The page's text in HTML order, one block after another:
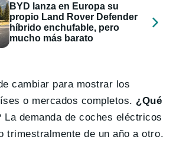
BYD lanza en Europa su
propio Land Rover Defender
híbrido enchufable, pero
mucho más barato
cambiar para mostrar los
o mercados completos. ¿Qué
La demanda de coches eléctricos
trimestralmente de un año a otro.